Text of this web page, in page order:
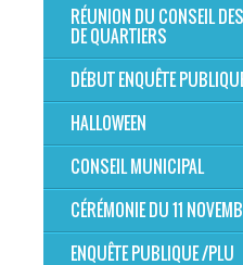
RÉUNION DU CONSEIL
DE QUARTIERS
DÉBUT ENQUÊTE
HALLOWEEN
CONSEIL MUNICIPAL
CÉRÉMONIE DU 11
ENQUÊTE PUBLIQUE /PLU